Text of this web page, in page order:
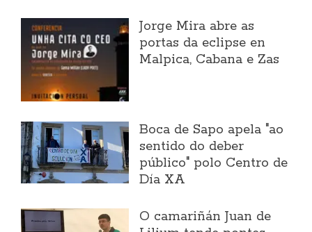
Jorge Mira abre as
portas da eclipse en
Malpica, Cabana e Zas
Boca de Sapo apela "ao
sentido do deber
público" polo Centro de
Día XA
O camariñán Juan de